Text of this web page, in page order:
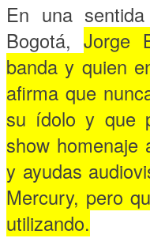
En una
Bogotá, Jorge
banda y quien
afirma que
su ídolo y que
show homenaje
y ayudas
Mercury, pero
utilizando.